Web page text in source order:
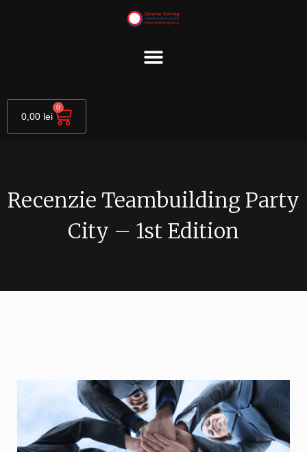
0,00 lei
0
Cart
Recenzie Teambuilding Party
City – 1st Edition